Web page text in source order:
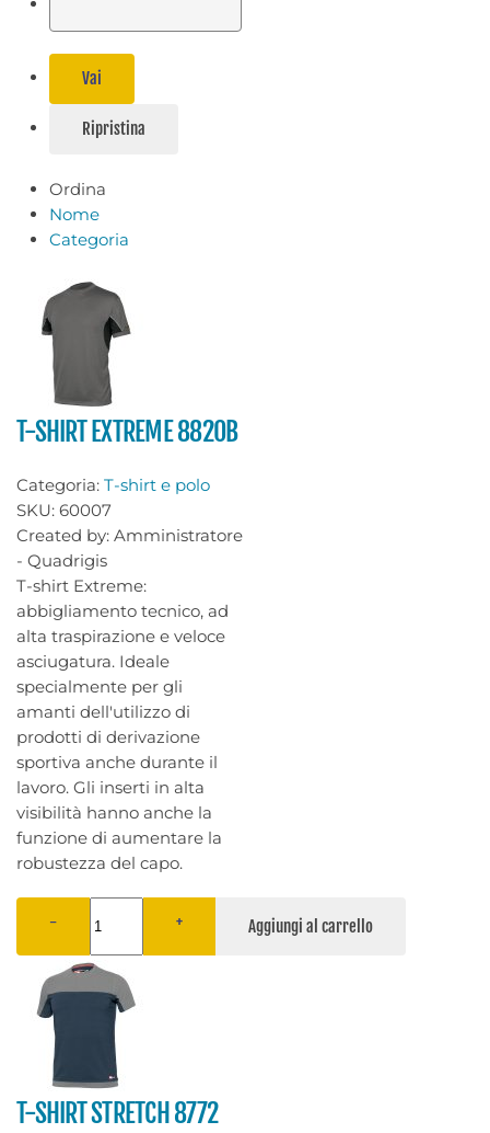
Ordina
Nome
Categoria
T-SHIRT EXTREME 8820B
Categoria: T-shirt e polo
SKU: 60007
Created by: Amministratore
- Quadrigis
T-shirt Extreme:
abbigliamento tecnico, ad
alta traspirazione e veloce
asciugatura. Ideale
specialmente per gli
amanti dell'utilizzo di
prodotti di derivazione
sportiva anche durante il
lavoro. Gli inserti in alta
visibilità hanno anche la
funzione di aumentare la
robustezza del capo.
− +
T-SHIRT STRETCH 8772